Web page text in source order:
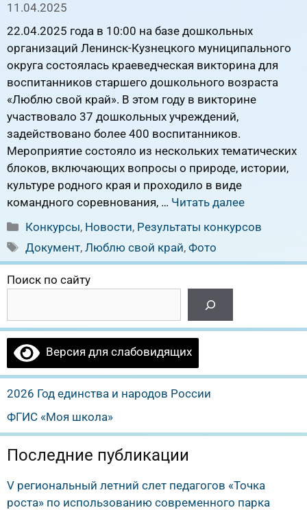
11.04.2025
22.04.2025 года в 10:00 на базе дошкольных
организаций Ленинск-Кузнецкого муниципального
округа состоялась краеведческая викторина для
воспитанников старшего дошкольного возраста
«Люблю свой край». В этом году в викторине
участвовало 37 дошкольных учреждений,
задействовано более 400 воспитанников.
Мероприятие состояло из нескольких тематических
блоков, включающих вопросы о природе, истории,
культуре родного края и проходило в виде
командного соревнования, … Читать далее
Рубрики
Конкурсы, Новости, Результаты конкурсов
Метки
Документ,Люблю свой край,Фото
Поиск по сайту
Версия для слабовидящих
2026 Год единства и народов России
ФГИС «Моя школа»
Последние публикации
V региональный летний слет педагогов «Точка
роста» по использованию современного парка